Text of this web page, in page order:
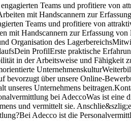
Teams und profitiere von
mit Handscannern zur
Teams und profitiere von
mit Handscannern zur Erfassung
Organisation des
ProfilErste praktische
in der Arbeitsweise und Fähigkeit
über unsere Online-
Unternehmens
bei AdeccoWas ist
und vermittelt sie.
Adecco ist die